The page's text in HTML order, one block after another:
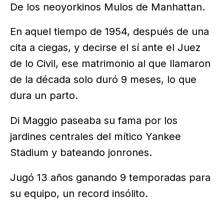
De los neoyorkinos Mulos de Manhattan.
En aquel tiempo de 1954, después de una
cita a ciegas, y decirse el sí ante el Juez
de lo Civil, ese matrimonio al que llamaron
de la década solo duró 9 meses, lo que
dura un parto.
Di Maggio paseaba su fama por los
jardines centrales del mítico Yankee
Stadium y bateando jonrones.
Jugó 13 años ganando 9 temporadas para
su equipo, un record insólito.